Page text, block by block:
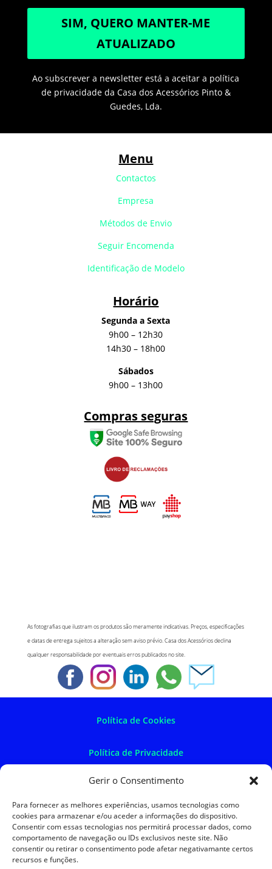
Gerir o Consentimento
Para fornecer as melhores experiências, usamos tecnologias como
cookies para armazenar e/ou aceder a informações do dispositivo.
Consentir com essas tecnologias nos permitirá processar dados, como
comportamento de navegação ou IDs exclusivos neste site. Não
consentir ou retirar o consentimento pode afetar negativamante certos
recursos e funções.
SIM, QUERO MANTER-ME
ATUALIZADO
Ao subscrever a newsletter está a aceitar a política
de privacidade da Casa dos Acessórios Pinto &
Guedes, Lda.
Menu
Contactos
Empresa
Métodos de Envio
Seguir Encomenda
Identificação de Modelo
Horário
Segunda a Sexta
9h00 – 12h30
14h30 – 18h00
Sábados
9h00 – 13h00
Compras seguras
As fotografias que ilustram os produtos são meramente indicativas. Preços, especificações
e datas de entrega sujeitos a alteração sem aviso prévio. Casa dos Acessórios declina
qualquer responsabilidade por eventuais erros publicados no site.
Política de Cookies
Política de Privacidade
Política de Devoluções
Termos e Condições
Resolução de Litígios